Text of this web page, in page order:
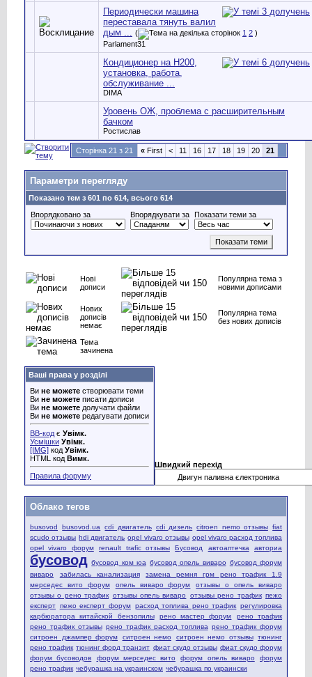
Периодически машина
переставала тянуть валил
дым ...
( 1 2 )
Parlament31
Кондиционер на H200,
установка, работа,
обслуживание ...
DIMA
Уровень ОЖ, проблема с расширительным
бачком
Ростислав
Сторінка 21 з 21 « First < 11 16 17 18 19 20 21
Параметри перегляду
Показано тем з 601 по 614, всього 614
Впорядковано за
Впорядкувати за Показати теми за
Нові
дописи
Популярна тема з
новими дописами
Нових
дописів
немає
Популярна тема
без нових дописів
Тема
зачинена
Ваші права у розділі
Ви не можете створювати теми
Ви не можете писати дописи
Ви не можете долучати файли
Ви не можете редагувати дописи
BB-код є Увімк.
Усмішки Увімк.
[IMG] код Увімк.
HTML код Вимк.
Правила форуму
Швидкий перехід
Облако тегов
busovod busovod.ua cdi двигатель cdi дизель citroen nemo отзывы fiat
scudo отзывы hdi двигатель opel vivaro отзывы opel vivaro расход топлива
opel vivaro форум
renault trafic отзывы Бусовод автоаптечка авториа
бусовод бусовод ком юа бусовод опель виваро бусовод форум
виваро
забилась канализация
замена ремня грм рено трафик 1.9
мерседес вито форум
опель виваро форум
отзывы о опель виваро
отзывы о рено трафик отзывы опель виваро отзывы рено трафик пежо
експерт пежо експерт форум расход топлива рено трафик регулировка
карбюратора китайской бензопилы
рено мастер форум
рено трафик
рено трафик отзывы рено трафик расход топлива рено трафик форум
ситроен джампер форум
ситроен немо ситроен немо отзывы тюнинг
рено трафик тюнинг форд транзит фиат скудо отзывы фиат скудо форум
форум бусоводов
форум мерседес вито форум опель виваро
форум
рено трафик чебурашка на украинском чебурашка по украински